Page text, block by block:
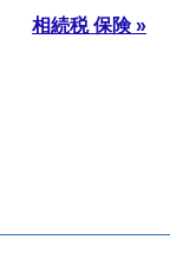
相続税 保険 »